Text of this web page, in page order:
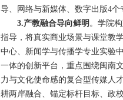
导、网络与新媒体、数字出版4个
3.产教融合导向鲜明 。学院
指导，将真实商业场景与课堂教
中心、新闻学与传播学专业实验
一体的创新平台，重点围绕闽南
力与文化使命感的复合型传媒人
耕两岸融合、锚定标杆目标、政